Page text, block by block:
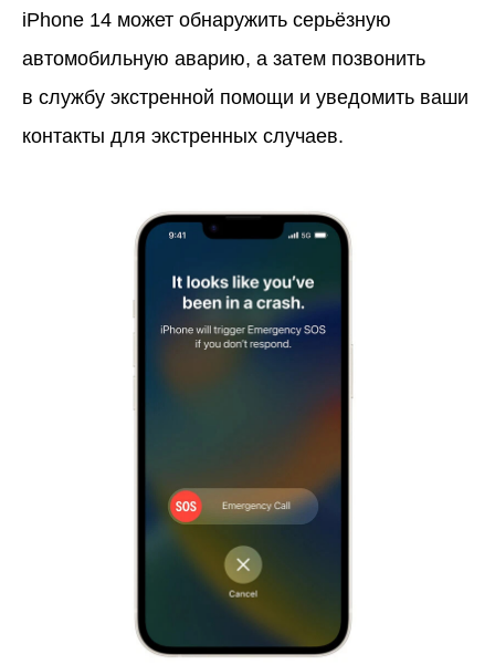
iPhone 14 может обнаружить серьёзную
автомобильную аварию, а затем позвонить
в службу экстренной помощи и уведомить ваши
контакты для экстренных случаев.